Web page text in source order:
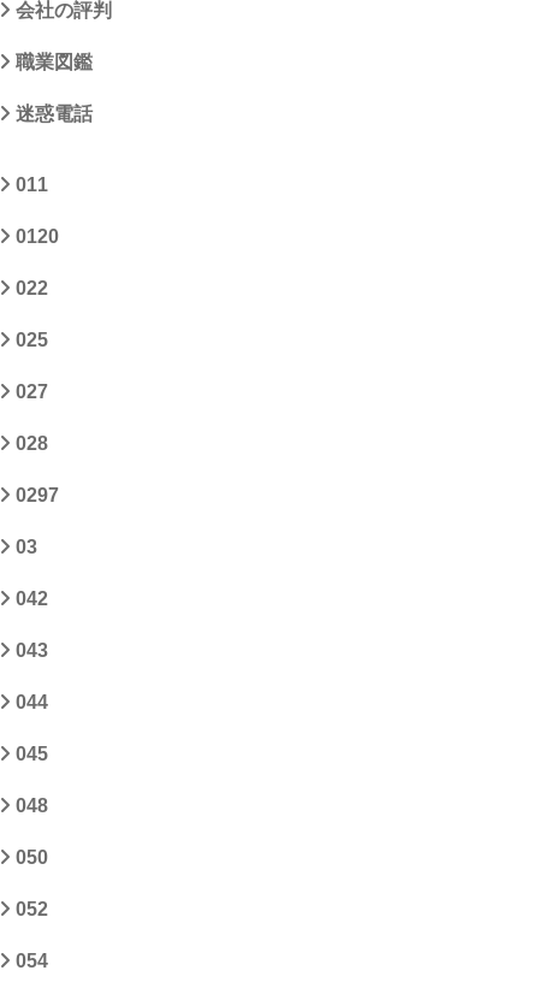
会社の評判
職業図鑑
迷惑電話
011
0120
022
025
027
028
0297
03
042
043
044
045
048
050
052
054